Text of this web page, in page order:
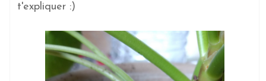
t'expliquer :)